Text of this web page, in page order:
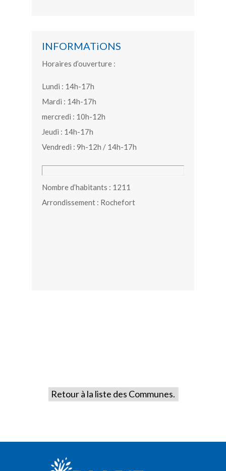
INFORMATiONS
Horaires d’ouverture :
Lundi : 14h-17h
Mardi : 14h-17h
mercredi : 10h-12h
Jeudi : 14h-17h
Vendredi : 9h-12h / 14h-17h
Nombre d’habitants : 1211
Arrondissement : Rochefort
Retour à la liste des Communes.